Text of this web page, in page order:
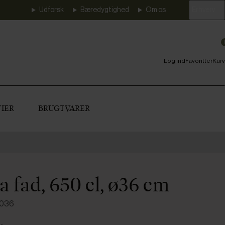
Udforsk Bæredygtighed Om os
Log indFavoritterKurv
BRUGTVARER
fad, 650 cl, ø36 cm